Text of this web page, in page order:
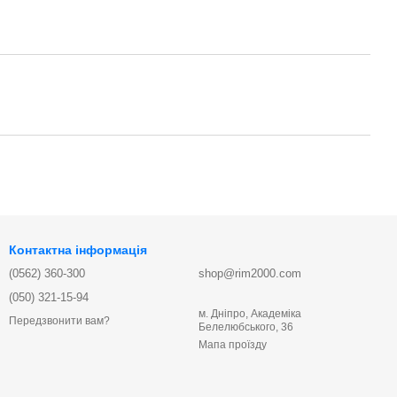
Контактна інформація
(0562) 360-300
(050) 321-15-94
Передзвонити вам?
shop@rim2000.com
м. Дніпро, Академіка
Белелюбського, 36
Мапа проїзду